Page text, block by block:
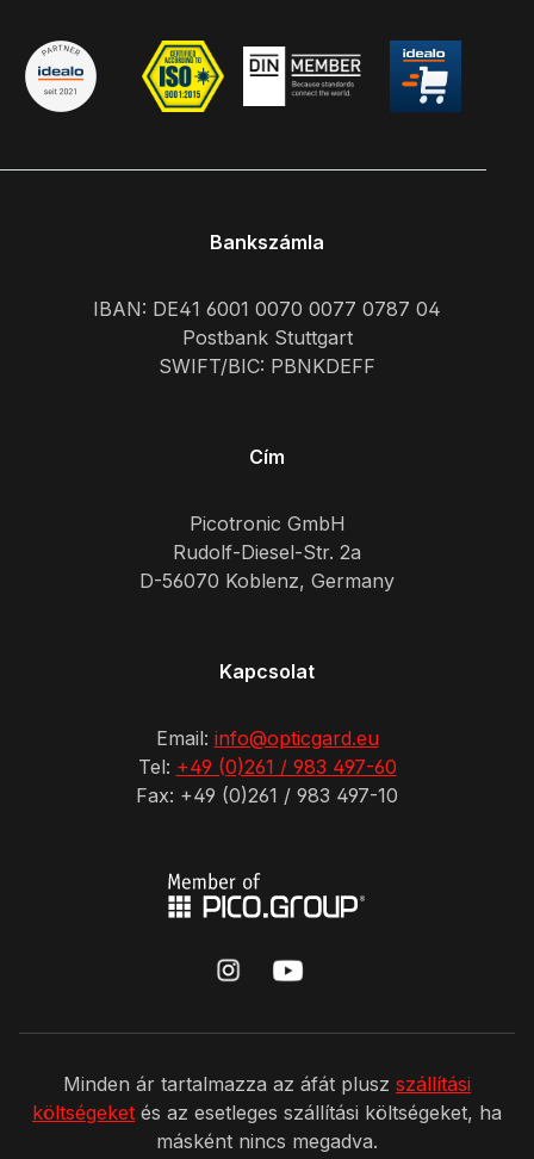
Bankszámla
IBAN: DE41 6001 0070 0077 0787 04
Postbank Stuttgart
SWIFT/BIC: PBNKDEFF
Cím
Picotronic GmbH
Rudolf-Diesel-Str. 2a
D-56070 Koblenz, Germany
Kapcsolat
Email: info@opticgard.eu
Tel: +49 (0)261 / 983 497-60
Fax: +49 (0)261 / 983 497-10
Minden ár tartalmazza az áfát plusz szállítási
költségeket és az esetleges szállítási költségeket, ha
másként nincs megadva.